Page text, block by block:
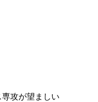
攻が望ましい